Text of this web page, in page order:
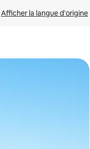
Afficher la langue d'origine